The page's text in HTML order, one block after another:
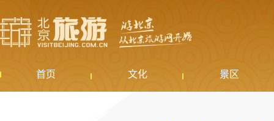
首页 文化 景区